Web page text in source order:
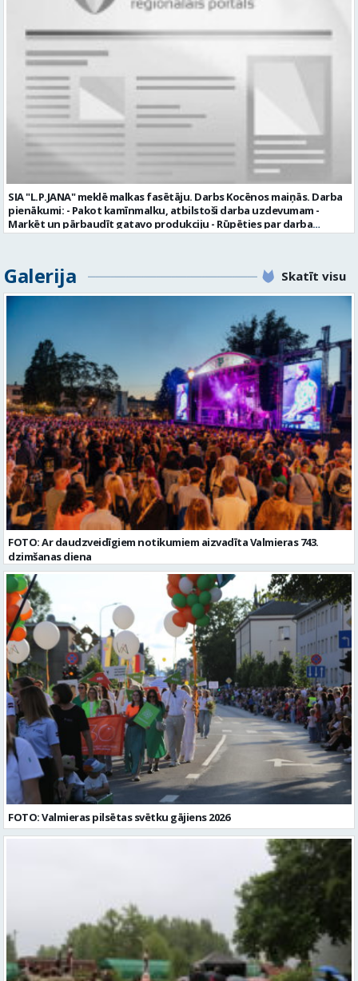
uzņēmumā darba laiku: maiņu grafiks (1. dežūra no plkst. 05.20 līdz
plkst. 16.20 un 2.dežūra no plkst. 12.50-21.00) darba samaksu sākot no
1100 līdz 1250 EUR (pirms nodokļu nomaksas) pilnas sociālās
garantijas veselības apdrošināšanas iespējas dinamisku un
profesionālu darba vidi apmācību pirms darba pienākumu
uzsākšanas CV ar norādi vakancei „dispečers Valmierā” iesniegt līdz
2026. gada 21. augustam (ieskaitot): sūtot elektroniski uz info@vtu-
valmiera.lv personīgi SIA „VTU Valmiera”, Reģ.nr. 40003004220,
„Brandeļi”, Brandeļi, Kocēnu pagasts, Valmieras novads, personāla
daļā darba dienās no plkst. 13:00 līdz 16:00. 2 nedēļu laikā pēc
konkursa termiņa beigām sazināsimies ar pretendentiem, kuri tiks
aicināti uz tikšanos klātienē. Informācijai: 29231565 * Iesniegtos
personas datus SIA “VTU VALMIERA” izmantos, lai konkursa kārtībā
viņa personas dati tiktu saglabāti SIA “VTU VALMIERA” iekšējā datu
bāzē ar mērķi tos apstrādāt citos SIA “VTU VALMIERA” personāla
atlases konkursos, tad pieteikumā vakancei lūdzam kandidātam
Valmiera, Valmieras nov. Darba laika veids: Summētais darba laiks
Darba veids: Darbinieka amats uz nenoteiktu laiku Slodze: Viena
vesela slodze Darbības joma: Pakalpojumi Pieteikto vietu skaits: 1
Līgums: Darbinieka amats uz nenoteiktu laiku Aktuāla līdz: 2026-08-
21 Kontaktpersona: CV ar norādi vakancei lūdzu sūtīt uz e-pastu
info@vtu-valmiera.lv vai iesniegt personīgi Izglītības līmenis:
Vispārējā vidējā izglītība
SIA "L.P.JANA" meklē malkas fasētāju. Darbs Kocēnos maiņās. Darba
pienākumi: - Pakot kamīnmalku, atbilstoši darba uzdevumam -
Marķēt un pārbaudīt gatavo produkciju - Rūpēties par darba
kvalitāti un kārtību darba vietā Prasības kandidātiem: - Laba fiziskā
padarītā) - Vienmēr laikā izmaksātu algu - Profesionālus un
atbalstošus kolēģus Lūgums CV sūtīt uz e- pastu:
SAIŅOŠANAS OPERATORS Algas izmaksas veids: Laika darba alga
Darba vietas adrese: LATVIJA, Gravas iela 2, Kocēni, Kocēnu pag.,
Valmieras nov. Slodze: Viena vesela slodze Darbības joma: Ražošana
Pieteikto vietu skaits: 2 Aktuāla līdz: 2027-09-07 Darba sākšanas
datums: 2026-08-17 Kontaktpersona: Davids Pavlovs
Galerija Skatīt visu
FOTO: Ar daudzveidīgiem notikumiem aizvadīta Valmieras 743.
dzimšanas diena
FOTO: Valmieras pilsētas svētku gājiens 2026